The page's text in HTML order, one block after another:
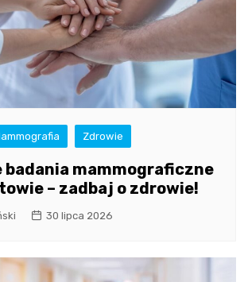
Zdrowie
badania mammograficzne
– zadbaj o zdrowie!
30 lipca 2026